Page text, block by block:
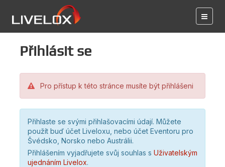
Přihlásit se
Pro přístup k této stránce musíte být přihlášeni
Přihlaste se svými přihlašovacími údají. Můžete
použít buď účet Liveloxu, nebo účet Eventoru pro
Švédsko, Norsko nebo Austrálii.
Přihlášením vyjadřujete svůj souhlas s Uživatelským
ujednáním Livelox.